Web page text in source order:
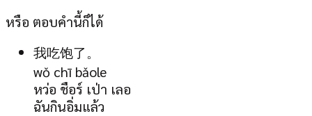
หรือ ตอบคำนี้ก็ได้
我吃饱了。
wǒ chī bǎole
หว่อ ชือร์ เป่า เลอ
ฉันกินอิ่มแล้ว